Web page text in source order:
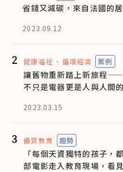
省錢又減碳，來自法國的
2023.09.12
2 健康福祉 循環經濟 案例
讓舊物重新踏上新旅程
不只是電器更是人與人間
2023.03.15
3 優質教育 趨勢
「每個天資獨特的孩子，
部電影走入教育現場，看